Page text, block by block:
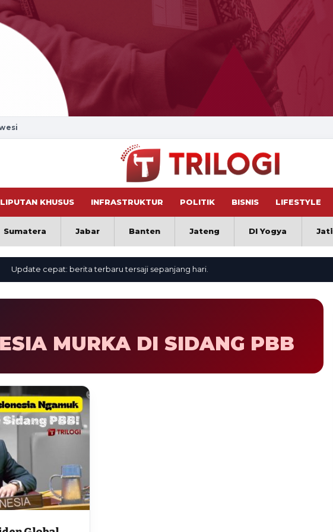
LIPUTAN KHUSUS INFRASTRUKTUR POLITIK BISNIS LIFESTYLE
Sumatera Jabar Banten Jateng DI Yogya
Update cepat: berita terbaru tersaji sepanjang hari.
MURKA DI SIDANG PBB